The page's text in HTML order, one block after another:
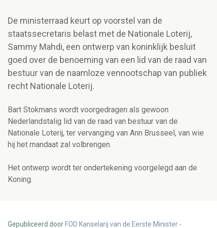
De ministerraad keurt op voorstel van de
staatssecretaris belast met de Nationale Loterij,
Sammy Mahdi, een ontwerp van koninklijk besluit
goed over de benoeming van een lid van de raad van
bestuur van de naamloze vennootschap van publiek
recht Nationale Loterij.
Bart Stokmans wordt voorgedragen als gewoon
Nederlandstalig lid van de raad van bestuur van de
Nationale Loterij, ter vervanging van Ann Brusseel, van wie
hij het mandaat zal volbrengen.
Het ontwerp wordt ter ondertekening voorgelegd aan de
Koning.
Gepubliceerd door FOD Kanselarij van de Eerste Minister -